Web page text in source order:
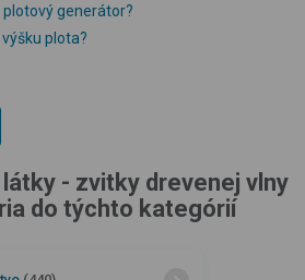
generátor?
plota?
- zvitky drevenej vlny
do týchto kategórií